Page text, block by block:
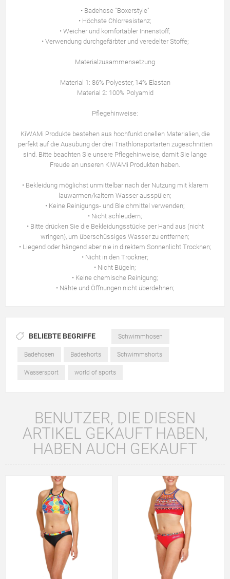
• Badehose "Boxerstyle"
• Höchste Chlorresistenz;
• Weicher und komfortabler Innenstoff;
• Verwendung durchgefärbter und veredelter Stoffe;
Materialzusammensetzung
Material 1: 86% Polyester, 14% Elastan
Material 2: 100% Polyamid
Pflegehinweise:
KiWAMi Produkte bestehen aus hochfunktionellen Materialien, die
perfekt auf die Ausübung der drei Triathlonsportarten zugeschnitten
sind. Bitte beachten Sie unsere Pflegehinweise, damit Sie lange
Freude an unseren KiWAMi Produkten haben.
• Bekleidung möglichst unmittelbar nach der Nutzung mit klarem
lauwarmen/kaltem Wasser ausspülen;
• Keine Reinigungs- und Bleichmittel verwenden;
• Nicht schleudern;
• Bitte drücken Sie die Bekleidungsstücke per Hand aus (nicht
wringen), um überschüssiges Wasser zu entfernen;
• Liegend oder hängend aber nie in direktem Sonnenlicht Trocknen;
• Nicht in den Trockner;
• Nicht Bügeln;
• Keine chemische Reinigung;
• Nähte und Öffnungen nicht überdehnen;
BELIEBTE BEGRIFFE Schwimmhosen
Badehosen Badeshorts Schwimmshorts
Wassersport world of sports
BENUTZER, DIE DIESEN
ARTIKEL GEKAUFT HABEN,
HABEN AUCH GEKAUFT